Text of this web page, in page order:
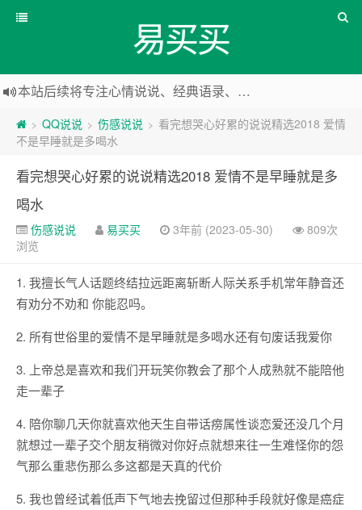
易买买
本站后续将专注心情说说、经典语录、心情随笔等
本站改版，下架友情链接
> QQ说说 > 伤感说说 > 看完想哭心好累的说说精选2018 爱情
不是早睡就是多喝水
看完想哭心好累的说说精选2018 爱情不是早睡就是多
喝水
伤感说说 易买买 3年前 (2023-05-30)
809次
浏览
1. 我擅长气人话题终结拉远距离斩断人际关系手机常年静音还
有劝分不劝和 你能忍吗。
2. 所有世俗里的爱情不是早睡就是多喝水还有句废话我爱你
3. 上帝总是喜欢和我们开玩笑你教会了那个人成熟就不能陪他
走一辈子
4. 陪你聊几天你就喜欢他天生自带话痨属性谈恋爱还没几个月
就想过一辈子交个朋友稍微对你好点就想来往一生难怪你的怨
气那么重悲伤那么多这都是天真的代价
5. 我也曾经试着低声下气地去挽留过但那种手段就好像是癌症